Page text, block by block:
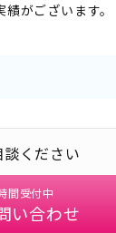
がございます。
ください
間受付中
い合わせ